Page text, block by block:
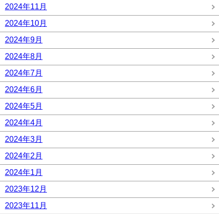
2024年11月
2024年10月
2024年9月
2024年8月
2024年7月
2024年6月
2024年5月
2024年4月
2024年3月
2024年2月
2024年1月
2023年12月
2023年11月